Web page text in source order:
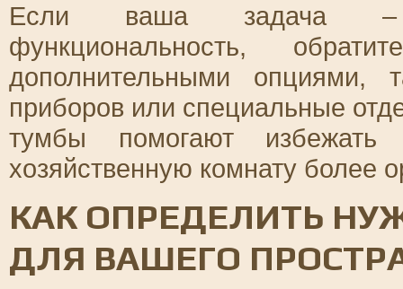
Если ваша задача –
функциональность,
дополнительными
приборов или специальные
тумбы помогают
хозяйственную комнату более
КАК ОПРЕДЕЛИТЬ
ДЛЯ ВАШЕГО